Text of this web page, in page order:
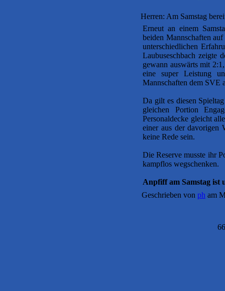
Herren: Am Samstag
Erneut an einem
beiden Mannschaften
unterschiedlichen
Laubuseschbach zeigte
gewann auswärts mit
eine super Leistung
Mannschaften dem SVE
Da gilt es diesen
gleichen Portion
Personaldecke gleicht
einer aus der davorigen
keine Rede sein.
Die Reserve musste ihr
kampflos wegschenken.
Anpfiff am Samstag ist
Geschrieben von ph am